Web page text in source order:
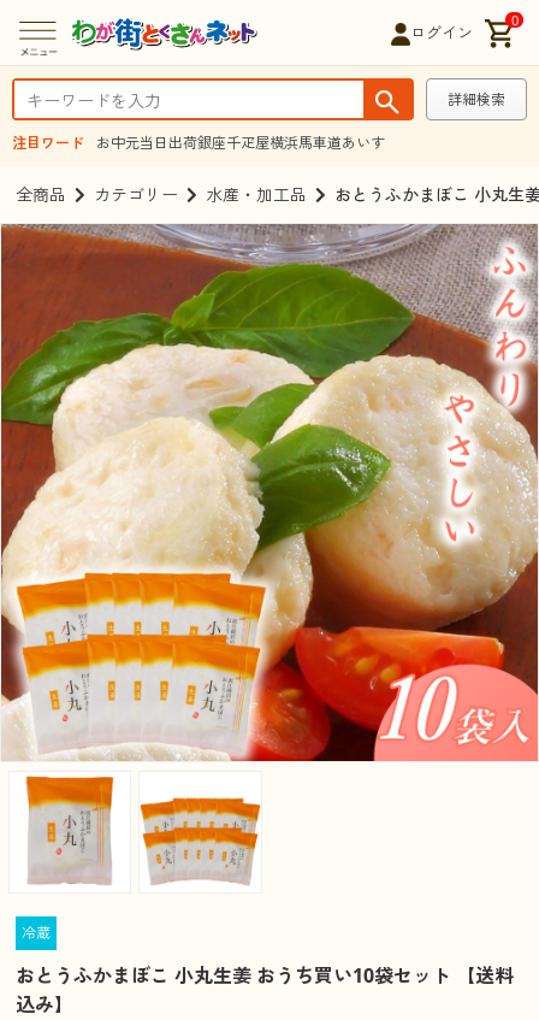
ログイン
0
詳細検索
注目ワード お中元当日出荷銀座千疋屋横浜馬車道あいす
全商品 カテゴリー 水産・加工品 おとうふかまぼこ 小丸生
冷蔵
おとうふかまぼこ 小丸生姜 おうち買い10袋セット 【送料
込み】